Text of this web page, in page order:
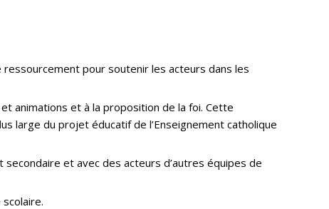
pour soutenir les acteurs dans les
animations et à la proposition de la foi. Cette
large du projet éducatif de l’Enseignement catholique
secondaire et avec des acteurs d’autres équipes de